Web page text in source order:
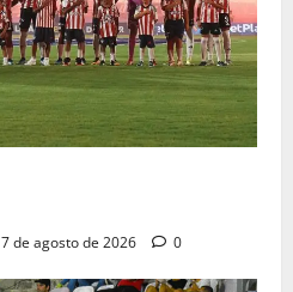
7 de agosto de 2026 0